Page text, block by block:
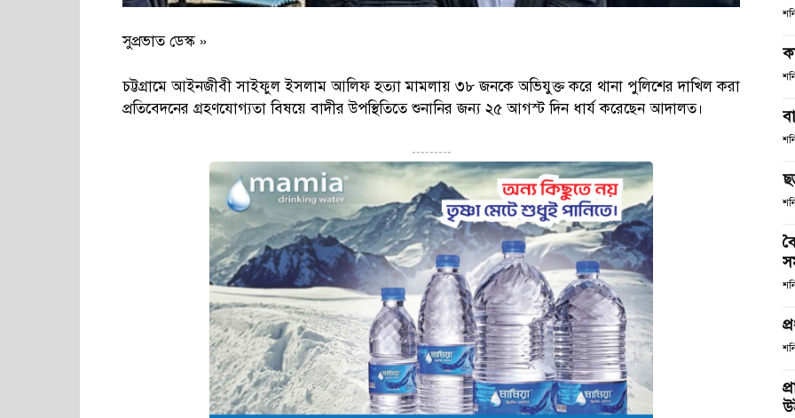
সুপ্রভাত ডেস্ক »
চট্টগ্রামে আইনজীবী সাইফুল ইসলাম আলিফ হত্যা মামলায় ৩৮ জনকে অভিযুক্ত করে থানা পুলিশের দাখিল করা
প্রতিবেদনের গ্রহণযোগ্যতা বিষয়ে বাদীর উপস্থিতিতে শুনানির জন্য ২৫ আগস্ট দিন ধার্য করেছেন আদালত।
---------